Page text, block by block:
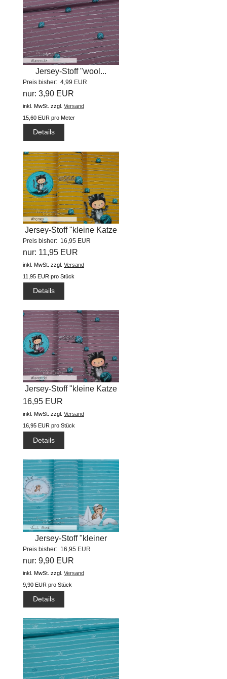
Jersey-Stoff "wool...
Preis bisher: 4,99 EUR
nur: 3,90 EUR
inkl. MwSt. zzgl. Versand
15,60 EUR pro Meter
Details
Jersey-Stoff "kleine Katze
Maja...
Preis bisher: 16,95 EUR
nur: 11,95 EUR
inkl. MwSt. zzgl. Versand
11,95 EUR pro Stück
Details
Jersey-Stoff "kleine Katze
Maja...
16,95 EUR
inkl. MwSt. zzgl. Versand
16,95 EUR pro Stück
Details
Jersey-Stoff "kleiner
Seebär...
Preis bisher: 16,95 EUR
nur: 9,90 EUR
inkl. MwSt. zzgl. Versand
9,90 EUR pro Stück
Details